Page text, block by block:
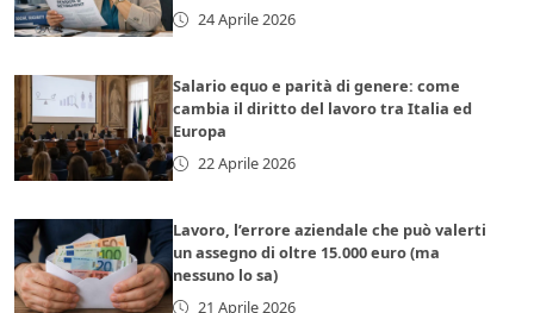
24 Aprile 2026
Salario equo e parità di genere: come
cambia il diritto del lavoro tra Italia ed
Europa
22 Aprile 2026
Lavoro, l’errore aziendale che può valerti
un assegno di oltre 15.000 euro (ma
nessuno lo sa)
21 Aprile 2026